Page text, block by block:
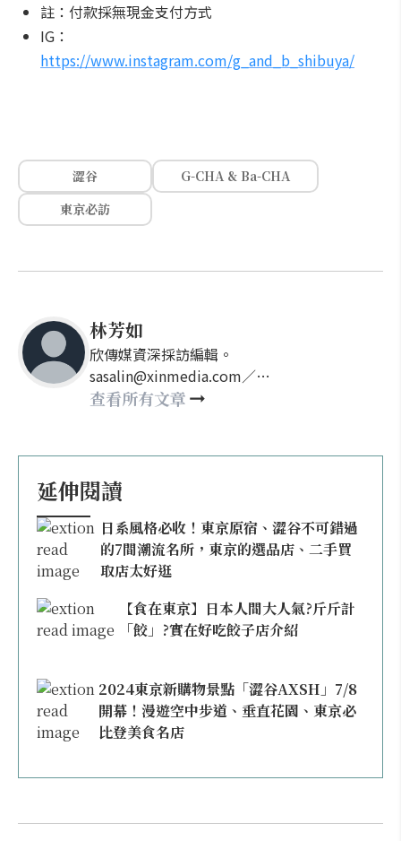
註：付款採無現金支付方式
IG：
https://www.instagram.com/g_and_b_shibuya/
澀谷
G-CHA & Ba-CHA
東京必訪
林芳如
欣傳媒資深採訪編輯。
sasalin@xinmedia.com／
happy21917@gmail.com
查看所有文章
延伸閱讀
日系風格必收！東京原宿、澀谷不可錯過
的7間潮流名所，東京的選品店、二手買
取店太好逛
【食在東京】日本人間大人氣?斤斤計
「餃」?實在好吃餃子店介紹
2024東京新購物景點「澀谷AXSH」7/8
開幕！漫遊空中步道、垂直花園、東京必
比登美食名店